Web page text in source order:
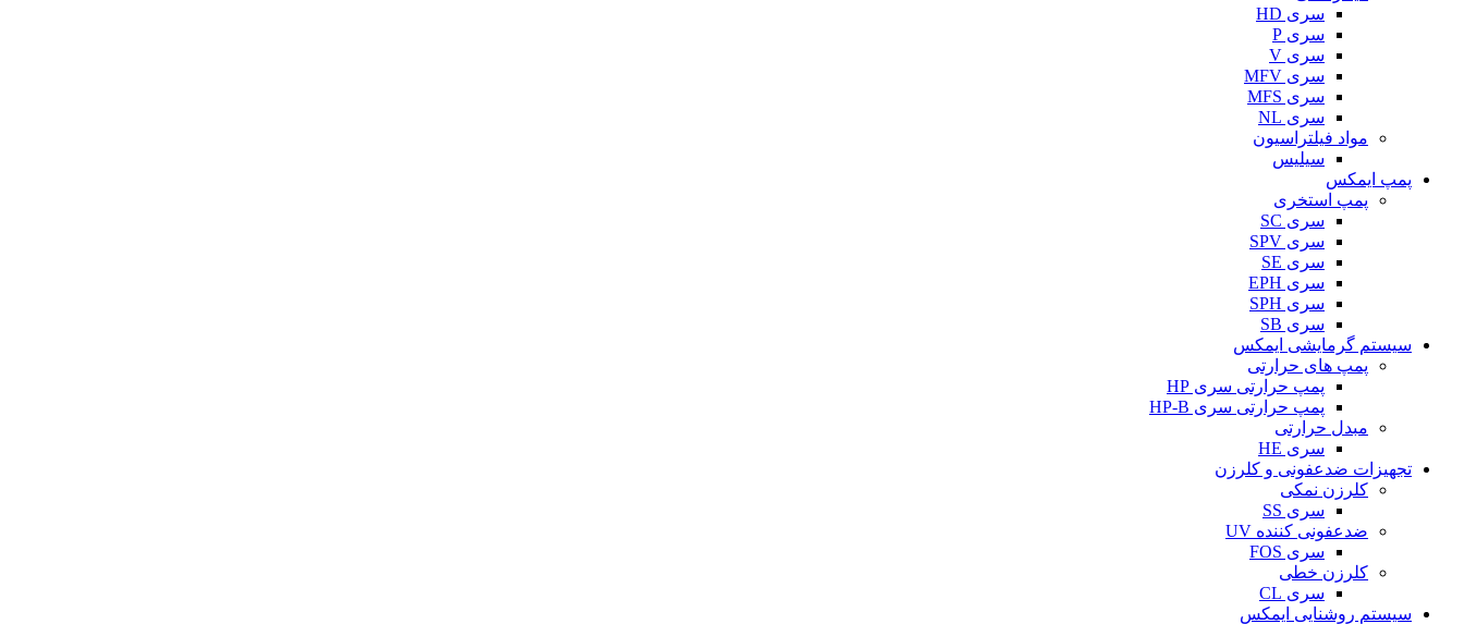
سری HD
سری P
سری V
سری MFV
سری MFS
سری NL
مواد فیلتراسیون
سیلیس
پمپ ایمکس
پمپ استخری
سری SC
سری SPV
سری SE
سری EPH
سری SPH
سری SB
سیستم گرمایشی ایمکس
پمپ های حرارتی
پمپ حرارتی سری HP
پمپ حرارتی سری HP-B
مبدل حرارتی
سری HE
تجهیزات ضدعفونی و کلرزن
کلرزن نمکی
سری SS
ضدعفونی کننده UV
سری FOS
کلرزن خطی
سری CL
سیستم روشنایی ایمکس